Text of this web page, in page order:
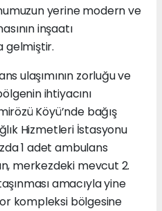
yerine modern ve
inşaatı
gelmiştir.
ulaşımının zorluğu ve
ihtiyacını
Köyü’nde bağış
Hizmetleri İstasyonu
1 adet ambulans
merkezdeki mevcut 2.
amacıyla yine
kompleksi bölgesine